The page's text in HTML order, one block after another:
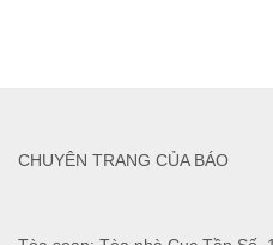
CHUYÊN TRANG CỦA BÁO